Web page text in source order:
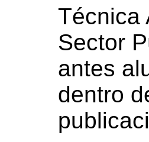
Técnica
Sector
antes
dentro